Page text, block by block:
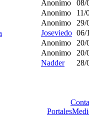
Anonimo
08/
Anonimo
11/
Anonimo
29/
Joseviedo 06/
Anonimo
20/
Anonimo
20/
Nadder 28/